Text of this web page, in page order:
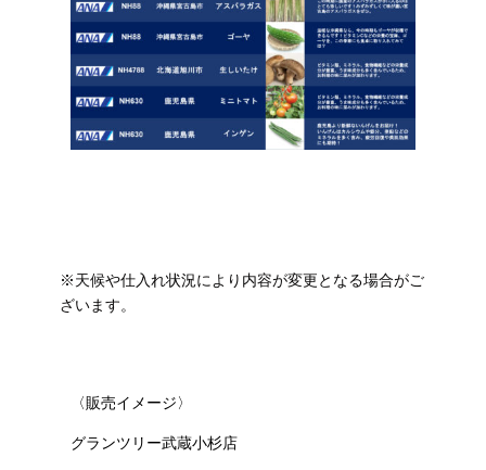
※天候や仕入れ状況により内容が変更となる場合がご
ざいます。
〈販売イメージ〉
グランツリー武蔵小杉店